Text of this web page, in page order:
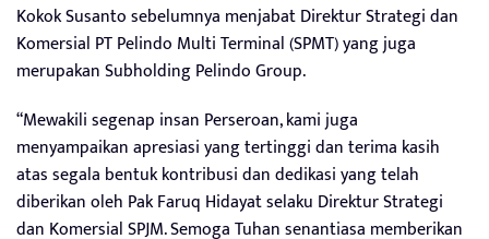
Kokok Susanto sebelumnya menjabat Direktur Strategi dan
Komersial PT Pelindo Multi Terminal (SPMT) yang juga
merupakan Subholding Pelindo Group.
“Mewakili segenap insan Perseroan, kami juga
menyampaikan apresiasi yang tertinggi dan terima kasih
atas segala bentuk kontribusi dan dedikasi yang telah
diberikan oleh Pak Faruq Hidayat selaku Direktur Strategi
dan Komersial SPJM. Semoga Tuhan senantiasa memberikan